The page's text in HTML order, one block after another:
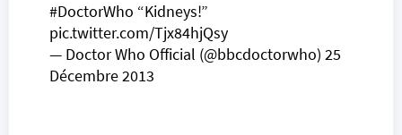
#DoctorWho “Kidneys!”
pic.twitter.com/Tjx84hjQsy
— Doctor Who Official (@bbcdoctorwho) 25
Décembre 2013